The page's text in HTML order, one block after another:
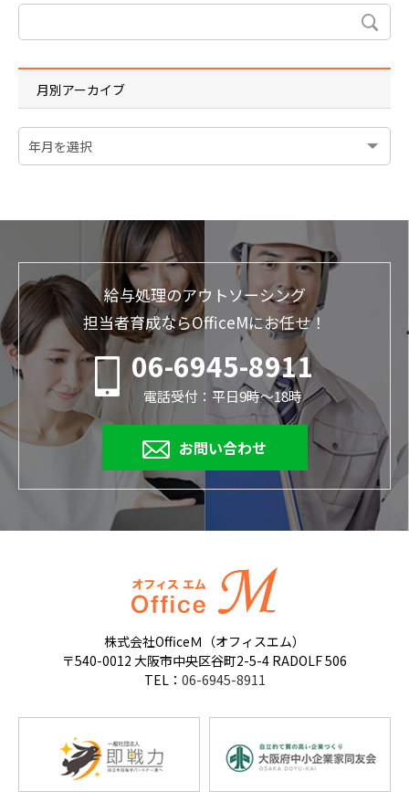
月別アーカイブ
給与処理のアウトソーシング
担当者育成ならOfficeMにお任せ！
06-6945-8911
電話受付：平日9時～18時
お問い合わせ
株式会社OfficeＭ（オフィスエム）
〒540-0012 大阪市中央区谷町2-5-4 RADOLF 506
TEL： 06-6945-8911